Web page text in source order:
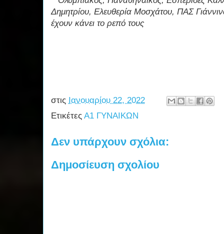
Δημητρίου, Ελευθερία Μοσχάτου, ΠΑΣ
έχουν κάνει το ρεπό τους
στις Ιανουαρίου 22, 2022
Ετικέτες Α1 ΓΥΝΑΙΚΩΝ
Δεν υπάρχουν σχόλια:
Δημοσίευση σχολίου